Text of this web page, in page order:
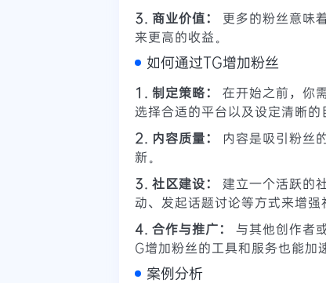
3. 商业价值：
更多的粉丝意味
来更高的收益。
如何通过TG增加粉丝
1. 制定策略：
在开始之前，你
选择合适的平台以及设定清晰的
2. 内容质量：
内容是吸引粉丝
新。
3. 社区建设：
建立一个活跃的
动、发起话题讨论等方式来增强
4. 合作与推广：
与其他创作者
G增加粉丝的工具和服务也能加
案例分析